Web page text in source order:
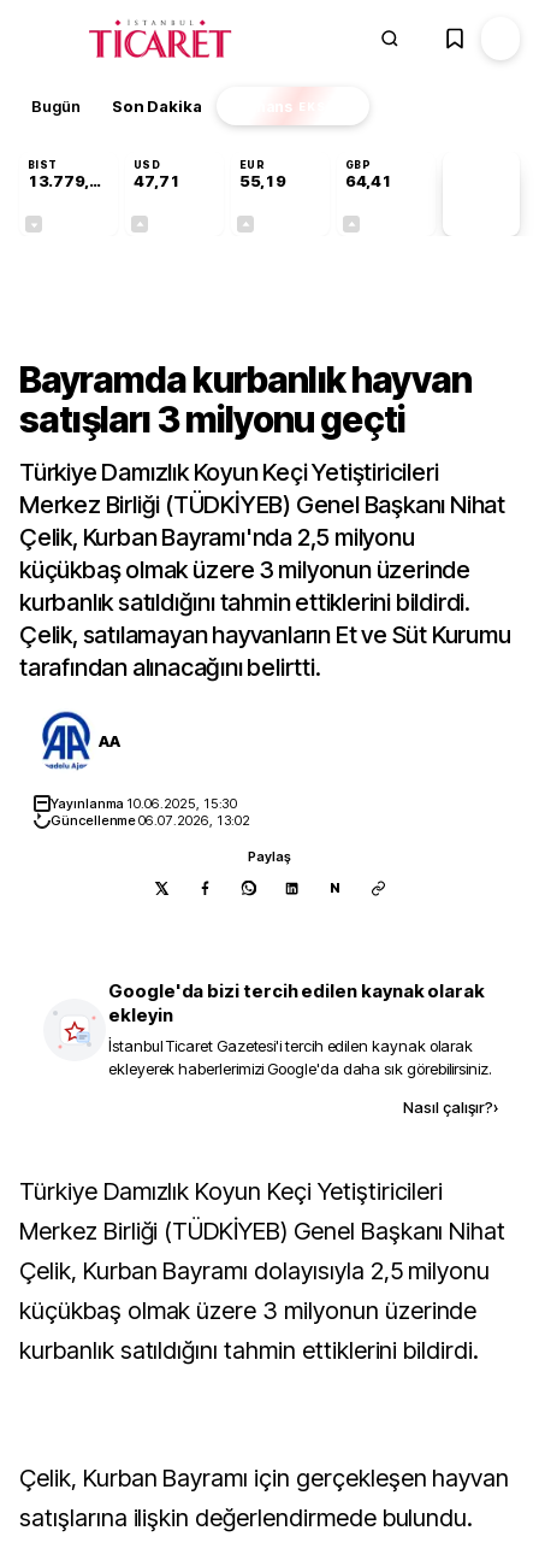
Bugün Son Dakika Finans EKSTRA
BIST
13.779,39
USD
47,71
EUR
55,19
GBP
64,41
Bayramda kurbanlık hayvan
satışları 3 milyonu geçti
Türkiye Damızlık Koyun Keçi Yetiştiricileri
Merkez Birliği (TÜDKİYEB) Genel Başkanı Nihat
Çelik, Kurban Bayramı'nda 2,5 milyonu
küçükbaş olmak üzere 3 milyonun üzerinde
kurbanlık satıldığını tahmin ettiklerini bildirdi.
Çelik, satılamayan hayvanların Et ve Süt Kurumu
tarafından alınacağını belirtti.
AA
Yayınlanma 10.06.2025, 15:30
Güncellenme06.07.2026, 13:02
Paylaş
N
Google'da bizi tercih edilen kaynak olarak
ekleyin
İstanbul Ticaret Gazetesi'i tercih edilen kaynak olarak
ekleyerek haberlerimizi Google'da daha sık görebilirsiniz.
Nasıl çalışır?›
Türkiye Damızlık Koyun Keçi Yetiştiricileri
Merkez Birliği (TÜDKİYEB) Genel Başkanı Nihat
Çelik, Kurban Bayramı dolayısıyla 2,5 milyonu
küçükbaş olmak üzere 3 milyonun üzerinde
kurbanlık satıldığını tahmin ettiklerini bildirdi.
Çelik, Kurban Bayramı için gerçekleşen hayvan
satışlarına ilişkin değerlendirmede bulundu.